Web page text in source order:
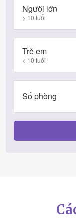
Người lớn
> 10 tuổi
Trẻ em
< 10 tuổi
Số phòng